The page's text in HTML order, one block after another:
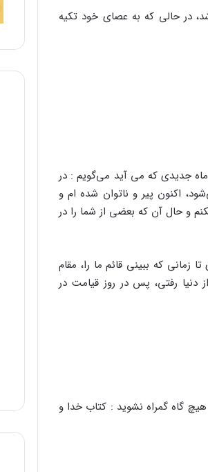
در حالی که به عصای خود تکیه
جدیدی که می آید می‌گویم : در
اکنون پیر و ناتوان شده ام و
و حال آن که بعضی از شما را در
که ببینی قائم ما را، مقام
دنیا رفتی، پس در روز قیامت در
گاه گمراه نشوید : کتاب خدا و